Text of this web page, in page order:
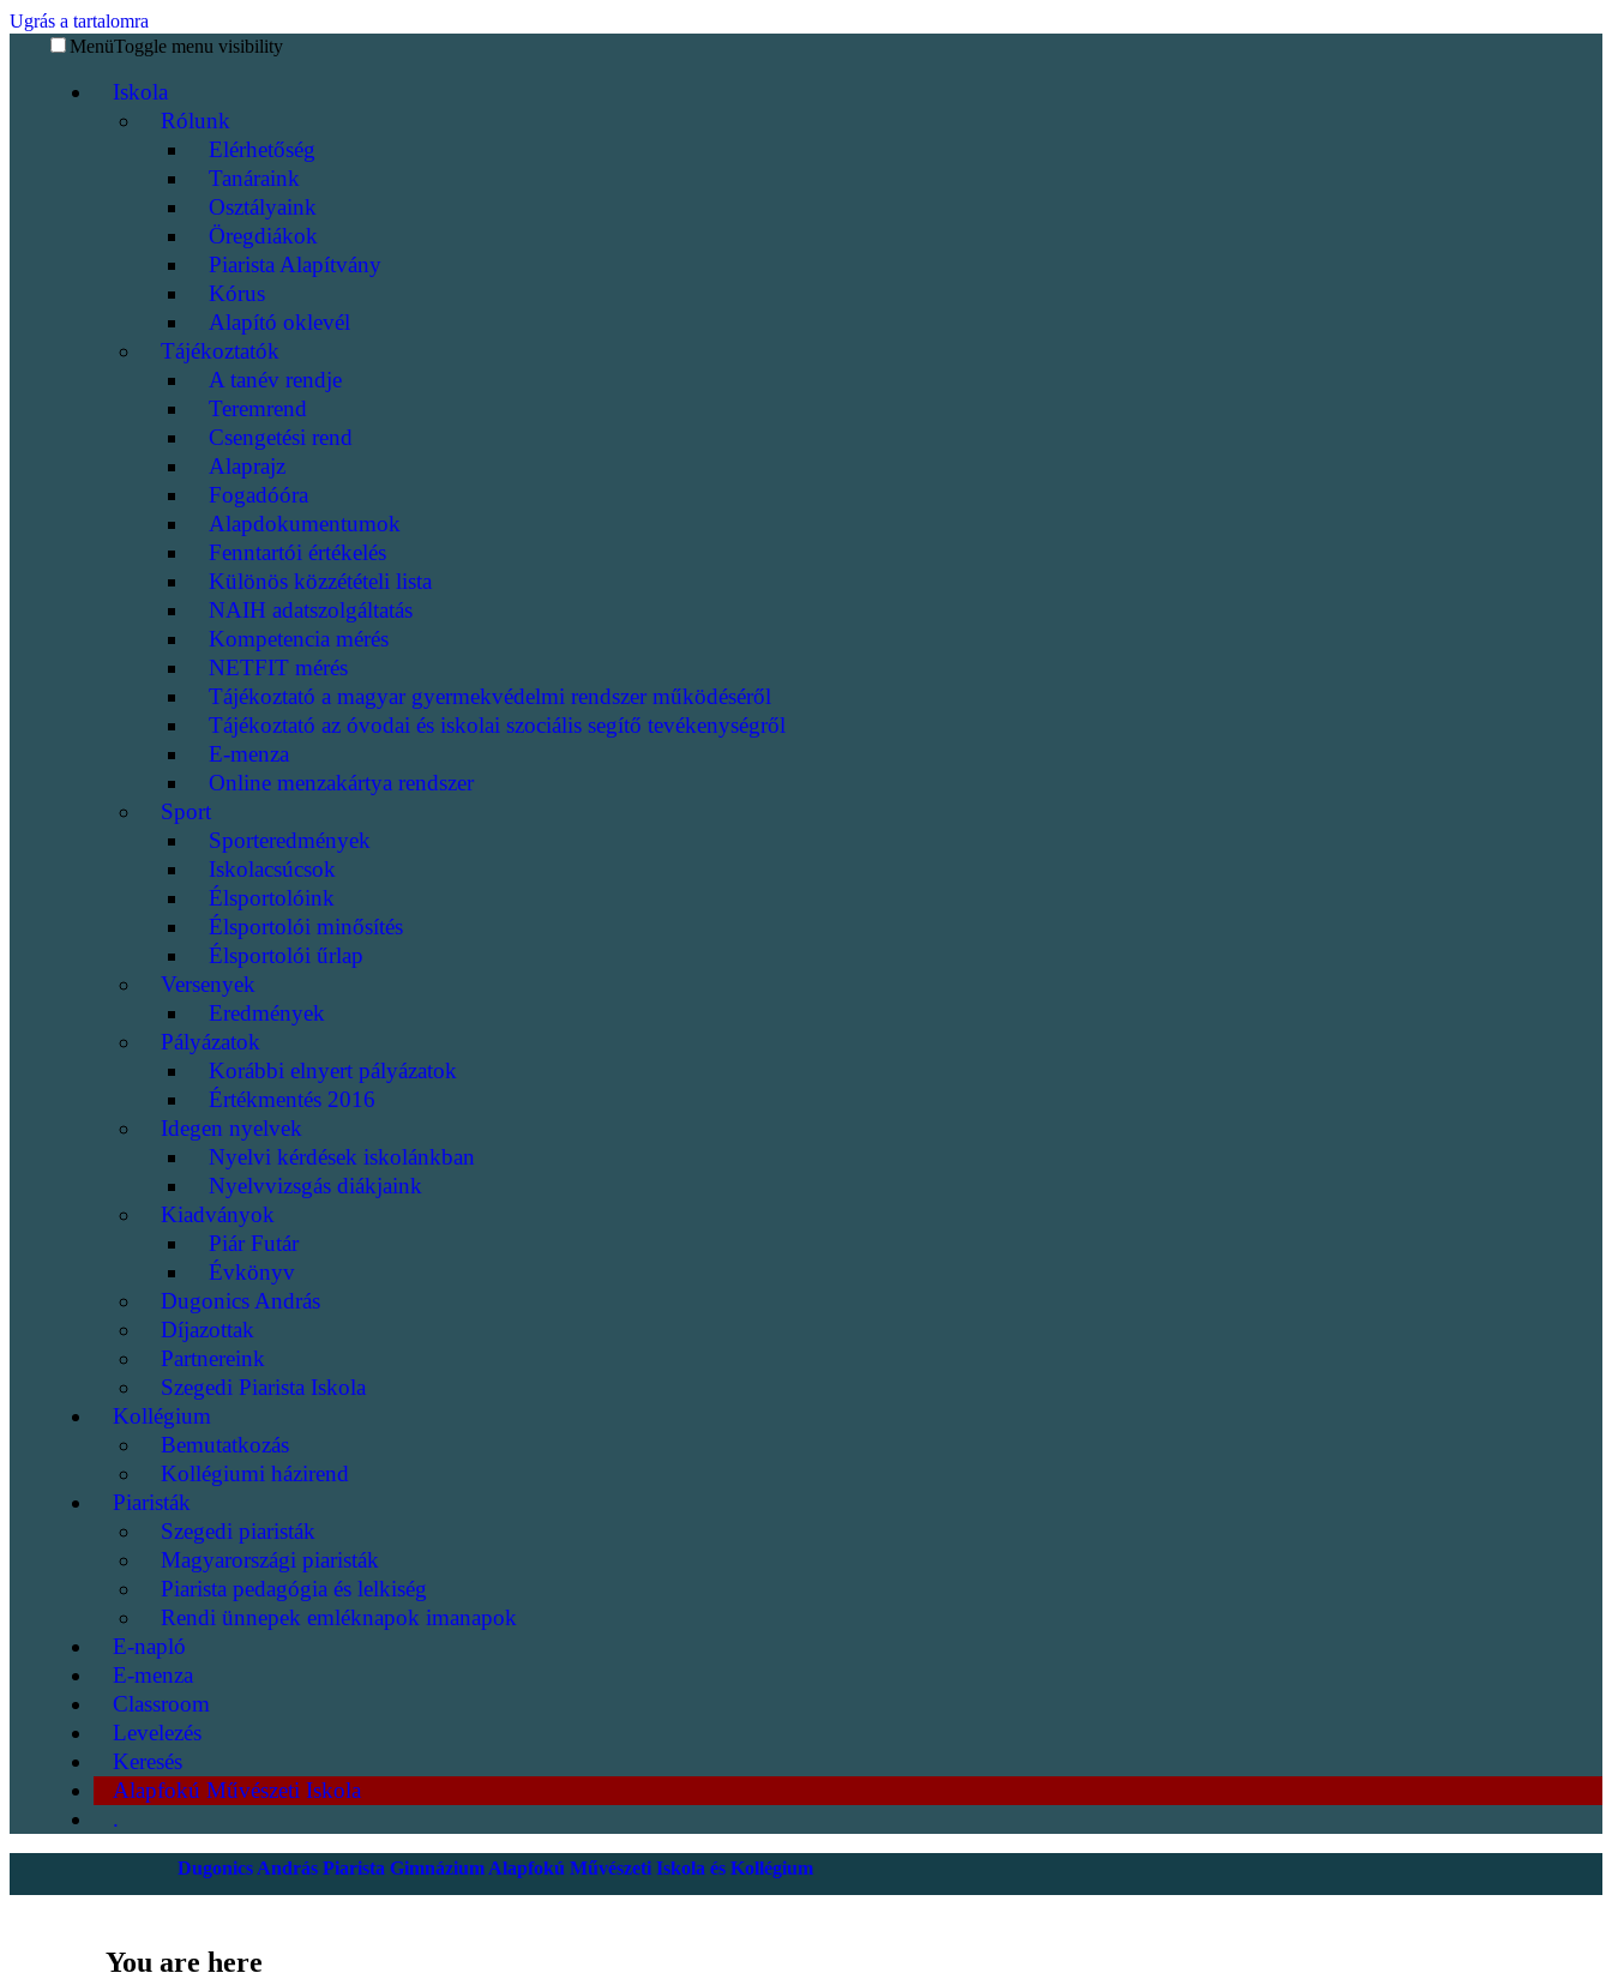
Ugrás a tartalomra
MenüToggle menu visibility
Iskola
Rólunk
Elérhetőség
Tanáraink
Osztályaink
Öregdiákok
Piarista Alapítvány
Kórus
Alapító oklevél
Tájékoztatók
A tanév rendje
Teremrend
Csengetési rend
Alaprajz
Fogadóóra
Alapdokumentumok
Fenntartói értékelés
Különös közzétételi lista
NAIH adatszolgáltatás
Kompetencia mérés
NETFIT mérés
Tájékoztató a magyar gyermekvédelmi rendszer működéséről
Tájékoztató az óvodai és iskolai szociális segítő tevékenységről
E-menza
Online menzakártya rendszer
Sport
Sporteredmények
Iskolacsúcsok
Élsportolóink
Élsportolói minősítés
Élsportolói űrlap
Versenyek
Eredmények
Pályázatok
Korábbi elnyert pályázatok
Értékmentés 2016
Idegen nyelvek
Nyelvi kérdések iskolánkban
Nyelvvizsgás diákjaink
Kiadványok
Piár Futár
Évkönyv
Dugonics András
Díjazottak
Partnereink
Szegedi Piarista Iskola
Kollégium
Bemutatkozás
Kollégiumi házirend
Piaristák
Szegedi piaristák
Magyarországi piaristák
Piarista pedagógia és lelkiség
Rendi ünnepek emléknapok imanapok
E-napló
E-menza
Classroom
Levelezés
Keresés
Alapfokú Művészeti Iskola
.
Dugonics András Piarista Gimnázium Alapfokú Művészeti Iskola és Kollégium
You are here